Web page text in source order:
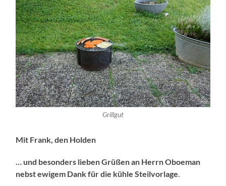
Grillgut
Mit Frank, den Holden
… und besonders lieben Grüßen an Herrn Oboeman
nebst ewigem Dank für die kühle Steilvorlage.